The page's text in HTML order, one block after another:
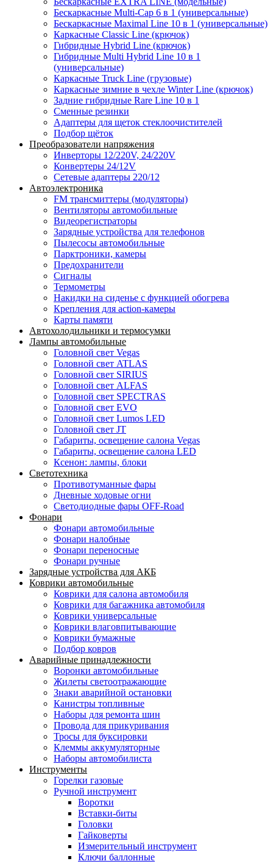
Бескаркасные Multi-Cap 6 в 1 (универсальные)
Бескаркасные Maximal Line 10 в 1 (универсальные)
Каркасные Classic Line (крючок)
Гибридные Hybrid Line (крючок)
Гибридные Multi Hybrid Line 10 в 1
(универсальные)
Каркасные Truck Line (грузовые)
Каркасные зимние в чехле Winter Line (крючок)
Задние гибридные Rare Line 10 в 1
Сменные резинки
Адаптеры для щеток стеклоочистителей
Подбор щёток
Преобразователи напряжения
Инверторы 12/220V, 24/220V
Конвертеры 24/12V
Сетевые адаптеры 220/12
Автоэлектроника
FM трансмиттеры (модуляторы)
Вентиляторы автомобильные
Видеорегистраторы
Зарядные устройства для телефонов
Пылесосы автомобильные
Парктроники, камеры
Предохранители
Сигналы
Термометры
Накидки на сиденье с функцией обогрева
Крепления для action-камеры
Карты памяти
Автохолодильники и термосумки
Лампы автомобильные
Головной свет Vegas
Головной свет ATLAS
Головной свет SIRIUS
Головной свет ALFAS
Головной свет SPECTRAS
Головной свет EVO
Головной свет Lumos LED
Головной свет JT
Габариты, освещение салона Vegas
Габариты, освещение салона LED
Ксенон: лампы, блоки
Светотехника
Противотуманные фары
Дневные ходовые огни
Светодиодные фары OFF-Road
Фонари
Фонари автомобильные
Фонари налобные
Фонари переносные
Фонари ручные
Зарядные устройства для АКБ
Коврики автомобильные
Коврики для салона автомобиля
Коврики для багажника автомобиля
Коврики универсальные
Коврики влаговпитывающие
Коврики бумажные
Подбор ковров
Аварийные принадлежности
Воронки автомобильные
Жилеты светоотражающие
Знаки аварийной остановки
Канистры топливные
Наборы для ремонта шин
Провода для прикуривания
Тросы для буксировки
Клеммы аккумуляторные
Наборы автомобилиста
Инструменты
Горелки газовые
Ручной инструмент
Воротки
Вставки-биты
Головки
Гайковерты
Измерительный инструмент
Ключи баллонные